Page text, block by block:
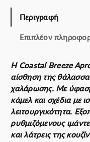
r
n
π
ο
σ
ό
τ
η
Περιγραφή
Επιπλέον
Η Coastal Breeze
αίσθηση της
χαλάρωσης. Με
κάμελ και σχέδια με
λειτουργικότητα.
ρυθμιζόμενους
και λάτρεις της